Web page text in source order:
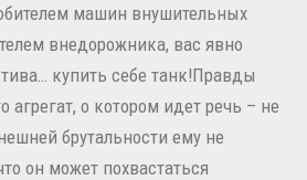
машин внушительных
внедорожника, вас явно
купить себе танк!Правды
агрегат, о котором идет речь – не
брутальности ему не
он может похвастаться